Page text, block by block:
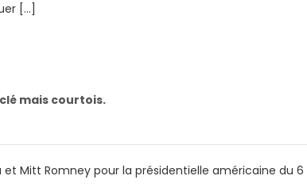
[…]
mais courtois.
et Mitt Romney pour la présidentielle américaine du 6